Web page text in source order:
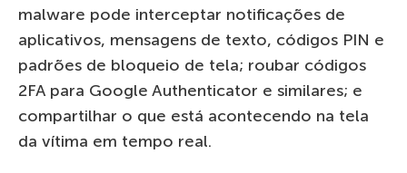
malware pode interceptar notificações de
aplicativos, mensagens de texto, códigos PIN e
padrões de bloqueio de tela; roubar códigos
2FA para Google Authenticator e similares; e
compartilhar o que está acontecendo na tela
da vítima em tempo real.